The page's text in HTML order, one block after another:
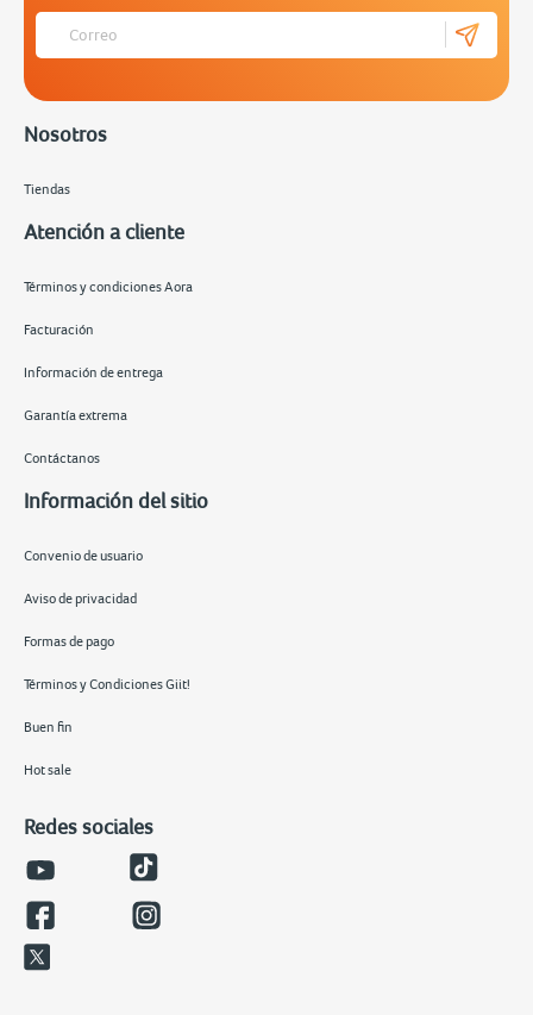
Nosotros
Tiendas
Atención a cliente
Términos y condiciones Aora
Facturación
Información de entrega
Garantía extrema
Contáctanos
Información del sitio
Convenio de usuario
Aviso de privacidad
Formas de pago
Términos y Condiciones Giit!
Buen fin
Hot sale
Redes sociales